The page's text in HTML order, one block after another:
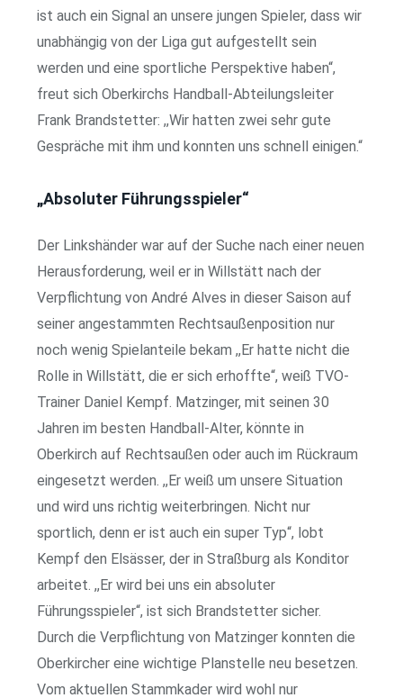
ist auch ein Signal an unsere jungen Spieler, dass wir
unabhängig von der Liga gut aufgestellt sein
werden und eine sportliche Perspektive haben“,
freut sich Oberkirchs Handball-Abteilungsleiter
Frank Brandstetter: ,,Wir hatten zwei sehr gute
Gespräche mit ihm und konnten uns schnell einigen.“
„Absoluter Führungsspieler“
Der Linkshänder war auf der Suche nach einer neuen
Herausforderung, weil er in Willstätt nach der
Verpflichtung von André Alves in dieser Saison auf
seiner angestammten Rechtsaußenposition nur
noch wenig Spielanteile bekam ,,Er hatte nicht die
Rolle in Willstätt, die er sich erhoffte“, weiß TVO-
Trainer Daniel Kempf. Matzinger, mit seinen 30
Jahren im besten Handball-Alter, könnte in
Oberkirch auf Rechtsaußen oder auch im Rückraum
eingesetzt werden. ,,Er weiß um unsere Situation
und wird uns richtig weiterbringen. Nicht nur
sportlich, denn er ist auch ein super Typ“, lobt
Kempf den Elsässer, der in Straßburg als Konditor
arbeitet. ,,Er wird bei uns ein absoluter
Führungsspieler“, ist sich Brandstetter sicher.
Durch die Verpflichtung von Matzinger konnten die
Oberkircher eine wichtige Planstelle neu besetzen.
Vom aktuellen Stammkader wird wohl nur